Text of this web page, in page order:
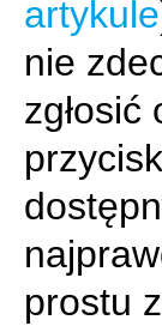
artykule
nie
zgłosić
prostu